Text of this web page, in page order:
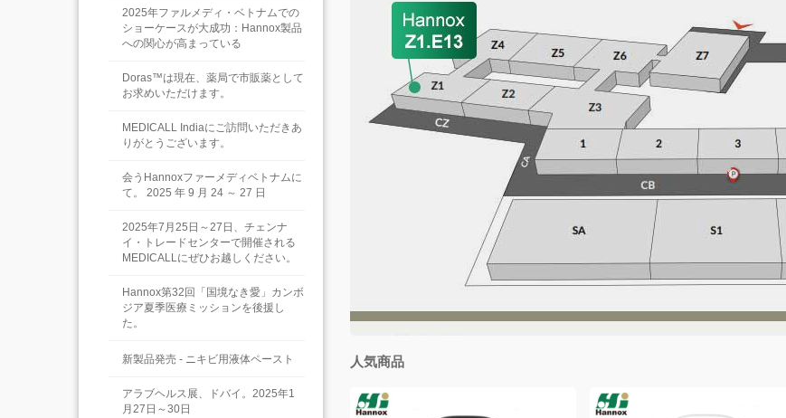
2025年ファルメディ・ベトナムでの
ショーケースが大成功：Hannox製品
への関心が高まっている
Doras™は現在、薬局で市販薬として
お求めいただけます。
MEDICALL Indiaにご訪問いただきあ
りがとうございます。
会うHannoxファーメディベトナムに
て。 2025 年 9 月 24 ～ 27 日
2025年7月25日～27日、チェンナ
イ・トレードセンターで開催される
MEDICALLにぜひお越しください。
Hannox第32回「国境なき愛」カンボ
ジア夏季医療ミッションを後援し
た。
新製品発売 - ニキビ用液体ペースト
アラブヘルス展、ドバイ。2025年1
月27日～30日
人気商品